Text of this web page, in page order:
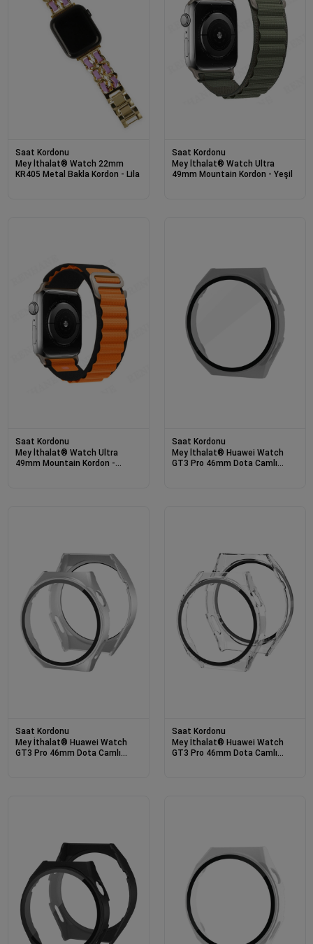
Saat Kordonu
Mey İthalat® Watch 22mm
KR405 Metal Bakla Kordon - Lila
Saat Kordonu
Mey İthalat® Watch Ultra
49mm Mountain Kordon - Yeşil
Saat Kordonu
Mey İthalat® Watch Ultra
49mm Mountain Kordon -
Saat Kordonu
Mey İthalat® Huawei Watch
GT3 Pro 46mm Dota Camlı
Saat Kordonu
Mey İthalat® Huawei Watch
GT3 Pro 46mm Dota Camlı
Saat Kordonu
Mey İthalat® Huawei Watch
GT3 Pro 46mm Dota Camlı